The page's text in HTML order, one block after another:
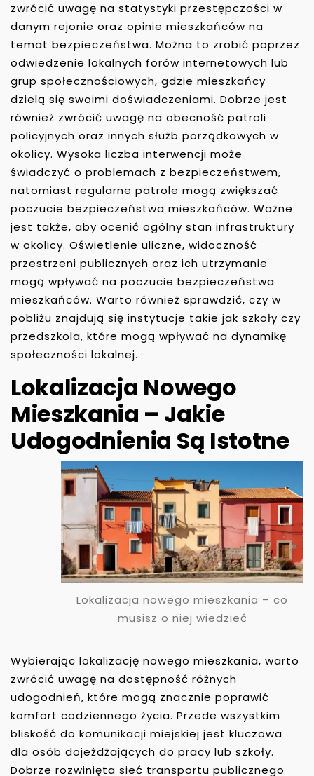
zwrócić uwagę na statystyki przestępczości w
danym rejonie oraz opinie mieszkańców na
temat bezpieczeństwa. Można to zrobić poprzez
odwiedzenie lokalnych forów internetowych lub
grup społecznościowych, gdzie mieszkańcy
dzielą się swoimi doświadczeniami. Dobrze jest
również zwrócić uwagę na obecność patroli
policyjnych oraz innych służb porządkowych w
okolicy. Wysoka liczba interwencji może
świadczyć o problemach z bezpieczeństwem,
natomiast regularne patrole mogą zwiększać
poczucie bezpieczeństwa mieszkańców. Ważne
jest także, aby ocenić ogólny stan infrastruktury
w okolicy. Oświetlenie uliczne, widoczność
przestrzeni publicznych oraz ich utrzymanie
mogą wpływać na poczucie bezpieczeństwa
mieszkańców. Warto również sprawdzić, czy w
pobliżu znajdują się instytucje takie jak szkoły czy
przedszkola, które mogą wpływać na dynamikę
społeczności lokalnej.
Lokalizacja Nowego
Mieszkania – Jakie
Udogodnienia Są Istotne
Lokalizacja nowego mieszkania – co
musisz o niej wiedzieć
Wybierając lokalizację nowego mieszkania, warto
zwrócić uwagę na dostępność różnych
udogodnień, które mogą znacznie poprawić
komfort codziennego życia. Przede wszystkim
bliskość do komunikacji miejskiej jest kluczowa
dla osób dojeżdżających do pracy lub szkoły.
Dobrze rozwinięta sieć transportu publicznego